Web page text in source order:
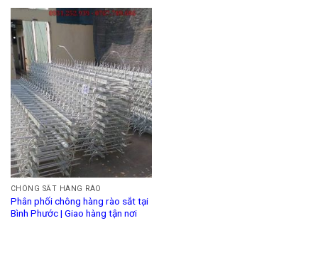
CHÔNG SẮT HÀNG RÀO
Phân phối chông hàng rào sắt tại
Bình Phước | Giao hàng tận nơi